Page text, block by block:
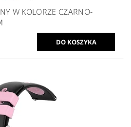
W KOLORZE CZARNO-